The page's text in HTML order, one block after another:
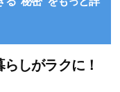
しがラクに！